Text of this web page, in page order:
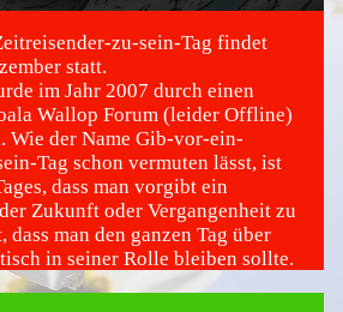
zu-sein-Tag findet
statt.
im Jahr 2007 durch einen
Wallop Forum (leider Offline)
Wie der Name Gib-vor-ein-
Tag schon vermuten lässt, ist
dass man vorgibt ein
Zukunft oder Vergangenheit zu
dass man den ganzen Tag über
in seiner Rolle bleiben sollte.